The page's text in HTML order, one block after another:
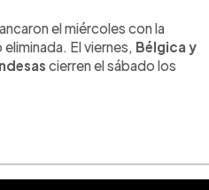
el miércoles con la
El viernes, Bélgica y
cierren el sábado los